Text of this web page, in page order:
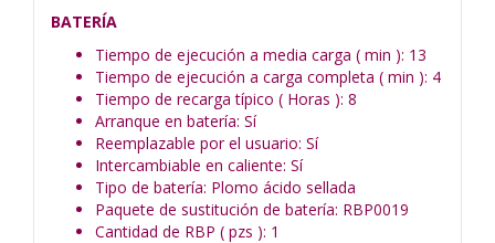
BATERÍA
Tiempo de ejecución a media carga ( min ): 13
Tiempo de ejecución a carga completa ( min ): 4
Tiempo de recarga típico ( Horas ): 8
Arranque en batería: Sí
Reemplazable por el usuario: Sí
Intercambiable en caliente: Sí
Tipo de batería: Plomo ácido sellada
Paquete de sustitución de batería: RBP0019
Cantidad de RBP ( pzs ): 1